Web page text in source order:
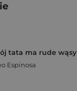
tata ma rude wąsy
Espinosa